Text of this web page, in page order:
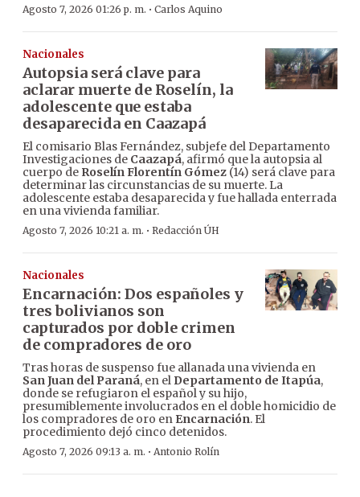
Agosto 7, 2026 01:26 p. m. · Carlos Aquino
Nacionales
Autopsia será clave para
aclarar muerte de Roselín, la
adolescente que estaba
desaparecida en Caazapá
El comisario Blas Fernández, subjefe del Departamento
Investigaciones de Caazapá, afirmó que la autopsia al
cuerpo de Roselín Florentín Gómez (14) será clave para
determinar las circunstancias de su muerte. La
adolescente estaba desaparecida y fue hallada enterrada
en una vivienda familiar.
Agosto 7, 2026 10:21 a. m. · Redacción ÚH
Nacionales
Encarnación: Dos españoles y
tres bolivianos son
capturados por doble crimen
de compradores de oro
Tras horas de suspenso fue allanada una vivienda en
San Juan del Paraná, en el Departamento de Itapúa,
donde se refugiaron el español y su hijo,
presumiblemente involucrados en el doble homicidio de
los compradores de oro en Encarnación. El
procedimiento dejó cinco detenidos.
Agosto 7, 2026 09:13 a. m. · Antonio Rolín